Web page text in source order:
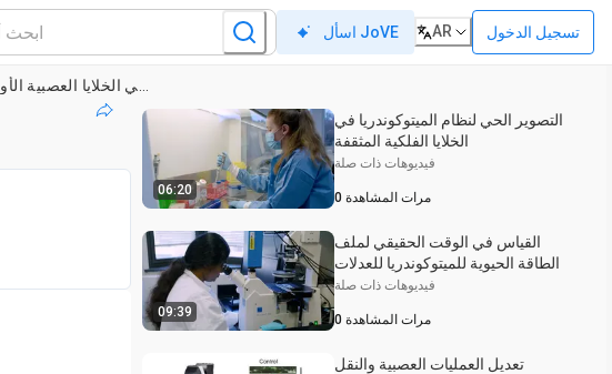
اسأل JoVE AR تسجيل الدخول
06:20
التصوير الحي لنظام الميتوكوندريا في
الخلايا الفلكية المثقفة
فيديوهات ذات صلة
0 مرات المشاهدة
09:39
القياس في الوقت الحقيقي لملف
الطاقة الحيوية للميتوكوندريا للعدلات
فيديوهات ذات صلة
0 مرات المشاهدة
تعديل العمليات العصبية والنقل